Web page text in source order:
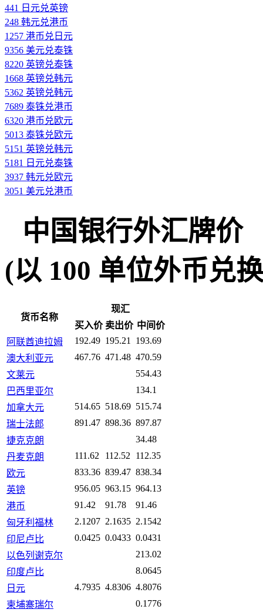
441 日元兑英镑
248 韩元兑港币
1257 港币兑日元
9356 美元兑泰铢
8220 英镑兑泰铢
1668 英镑兑韩元
5362 英镑兑韩元
7689 泰铢兑港币
6320 港币兑欧元
5013 泰铢兑欧元
5151 英镑兑韩元
5181 日元兑泰铢
3937 韩元兑欧元
3051 美元兑港币
中国银行外汇牌价
(以 100 单位外币兑
货币名称
现汇
买入价 卖出价 中间价
阿联酋迪拉姆
192.49 195.21
193.69
澳大利亚元
467.76 471.48 470.59
文莱元
554.43
巴西里亚尔
134.1
加拿大元
514.65 518.69 515.74
瑞士法郎
891.47 898.36 897.87
捷克克朗
34.48
丹麦克朗
111.62 112.52
112.35
欧元
833.36 839.47 838.34
英镑
956.05 963.15 964.13
港币
91.42 91.78
91.46
匈牙利福林
2.1207 2.1635 2.1542
印尼卢比
0.0425 0.0433 0.0431
以色列谢克尔
213.02
印度卢比
8.0645
日元
4.7935 4.8306 4.8076
柬埔寨瑞尔
0.1776